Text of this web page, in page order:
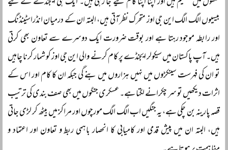
بیسیوں الگ الگ این جی اوز متحرک نظر آتی ہیں، البتہ ان کے درمیان انڈراسٹینڈنگ
اور رابطہ موجود رہتا ہے اور بوقت ضرورت ایک دوسرے سے تعاون بھی کرتی
ہیں۔ آپ پاکستان میں سیکولر ایجنڈے پر کام کرنے والی این جی اوز کو شمار کرنا چاہیں
تو ان کی فہرست سینکڑوں میں نہیں ہزاروں میں بنے گی جبکہ ان کا کام اور اس کے
اثرات دیکھیں تو سر چکرانے لگتا ہے۔ عسکری جنگوں میں بھی صف بندی کی ترتیب
قصہ پارینہ بن چکی ہے، یہ جنگیں اب الگ الگ مورچوں اور مراکز میں بیٹھ کر لڑی جاتی
ہیں، البتہ ان میں پیش قدمی اور کامیابی کا انحصار باہمی ربط و تعاون اور اعتماد و